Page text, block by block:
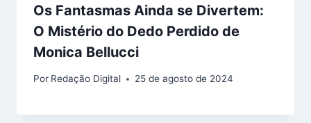
Os Fantasmas Ainda se Divertem:
O Mistério do Dedo Perdido de
Monica Bellucci
Por Redação Digital 25 de agosto de 2024